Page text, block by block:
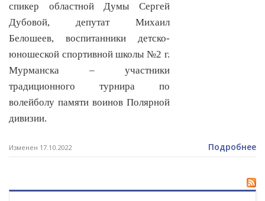
спикер областной Думы Сергей
Дубовой, депутат Михаил
Белошеев, воспитанники детско-
юношеской спортивной школы №2 г.
Мурманска – участники
традиционного турнира по
волейболу памяти воинов Полярной
дивизии.
Изменен 17.10.2022 Подробнее